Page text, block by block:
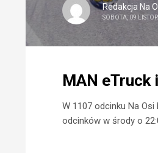
Redakcja Na
SOBOTA, 09
MAN eTruck
W 1107 odcinku Na
odcinków w środy o